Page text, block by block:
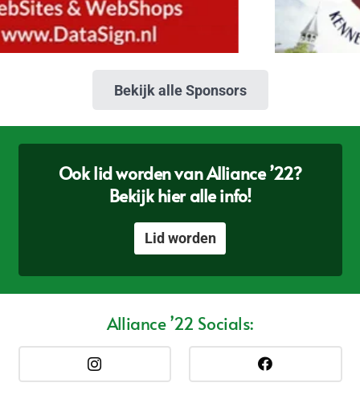
Bekijk alle Sponsors
Ook lid worden van Alliance ’22?
Bekijk hier alle info!
Lid worden
Alliance ’22 Socials: